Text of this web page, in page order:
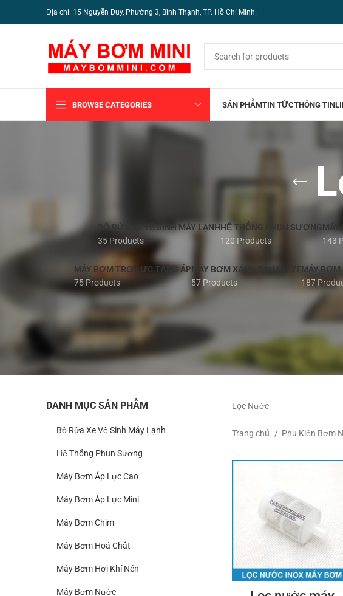
Địa chỉ: 15 Nguyễn Duy, Phường 3, Bình Thạnh, TP. Hồ Chí Minh.
BROWSE CATEGORIES SẢN PHẨMTIN TỨCTHÔNG TIN
BỘ RỬA XE VỆ SINH MÁY LẠNH
35 Products
HỆ THỐNG PHUN SƯƠNG
120 Products
MÁY
143
MÁY BƠM TRỢ LỰC TĂNG ÁP
75 Products
MÁY BƠM XĂNG DẦU NHỚT
57 Products
MÁY BƠM
187
DANH MỤC SẢN PHẨM
Bộ Rửa Xe Vệ Sinh Máy Lạnh
Hệ Thống Phun Sương
Máy Bơm Áp Lực Cao
Máy Bơm Áp Lực Mini
Máy Bơm Chìm
Máy Bơm Hoá Chất
Máy Bơm Hơi Khí Nén
Máy Bơm Nước
Lọc Nước
Trang chủ Phụ Kiện Bơm